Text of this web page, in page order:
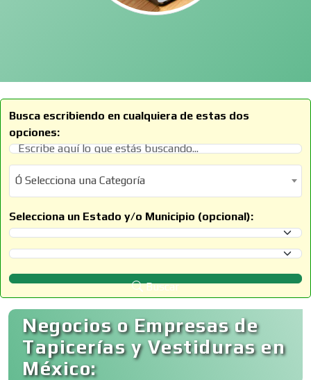
Busca escribiendo en cualquiera de estas dos
opciones:
Ó Selecciona una Categoría
Ó Selecciona una Categoría
Selecciona un Estado y/o Municipio (opcional):
Selecciona un Estado
Selecciona un Municipio
Buscar
Negocios o Empresas de
Tapicerías y Vestiduras en
México: